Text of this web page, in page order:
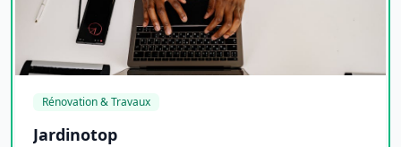
Rénovation & Travaux
Jardinotop